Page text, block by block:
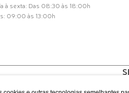
à sexta: Das 08:30 às 18:00h
09:00 às 13:00h